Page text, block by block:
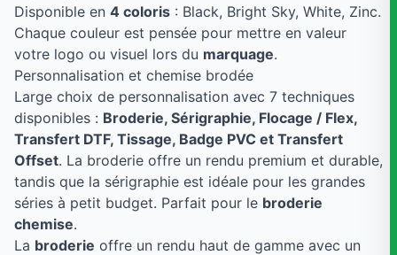
Disponible en 4 coloris : Black, Bright Sky, White, Zinc.
Chaque couleur est pensée pour mettre en valeur
votre logo ou visuel lors du marquage.
Personnalisation et chemise brodée
Large choix de personnalisation avec 7 techniques
disponibles : Broderie, Sérigraphie, Flocage / Flex,
Transfert DTF, Tissage, Badge PVC et Transfert
Offset. La broderie offre un rendu premium et durable,
tandis que la sérigraphie est idéale pour les grandes
séries à petit budget. Parfait pour le broderie
chemise.
La broderie offre un rendu haut de gamme avec un